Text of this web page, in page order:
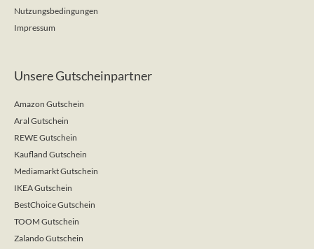
Nutzungsbedingungen
Impressum
Unsere Gutscheinpartner
Amazon Gutschein
Aral Gutschein
REWE Gutschein
Kaufland Gutschein
Mediamarkt Gutschein
IKEA Gutschein
BestChoice Gutschein
TOOM Gutschein
Zalando Gutschein